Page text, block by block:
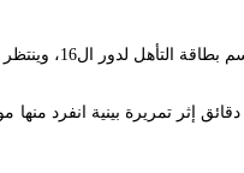
الإياب التي ستقام في هولندا الأسبوع المقبل.
يوفنتوس على فرصة مبكرة بعد 3 دقائق